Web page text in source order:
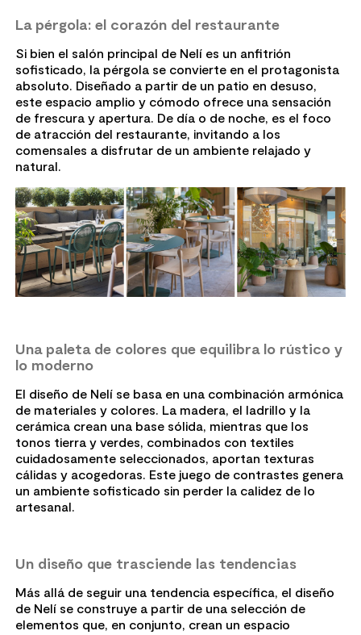
La pérgola: el corazón del restaurante
Si bien el salón principal de Nelí es un anfitrión
sofisticado, la pérgola se convierte en el protagonista
absoluto. Diseñado a partir de un patio en desuso,
este espacio amplio y cómodo ofrece una sensación
de frescura y apertura. De día o de noche, es el foco
de atracción del restaurante, invitando a los
comensales a disfrutar de un ambiente relajado y
natural.
Una paleta de colores que equilibra lo rústico y
lo moderno
El diseño de Nelí se basa en una combinación armónica
de materiales y colores. La madera, el ladrillo y la
cerámica crean una base sólida, mientras que los
tonos tierra y verdes, combinados con textiles
cuidadosamente seleccionados, aportan texturas
cálidas y acogedoras. Este juego de contrastes genera
un ambiente sofisticado sin perder la calidez de lo
artesanal.
Un diseño que trasciende las tendencias
Más allá de seguir una tendencia específica, el diseño
de Nelí se construye a partir de una selección de
elementos que, en conjunto, crean un espacio